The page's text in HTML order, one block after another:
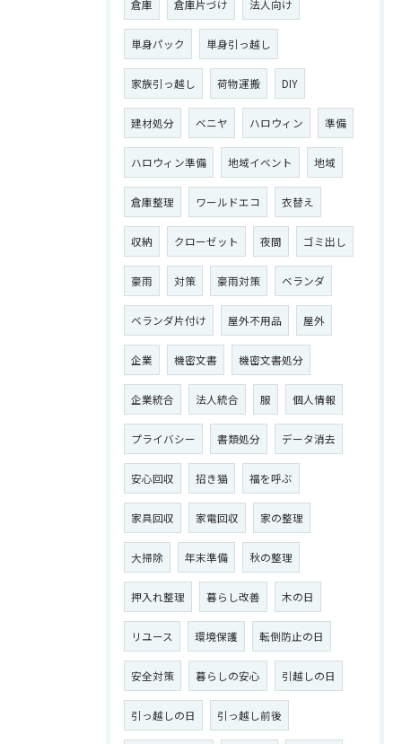
倉庫 倉庫片づけ 法人向け
単身パック 単身引っ越し
家族引っ越し 荷物運搬 DIY
建材処分 ベニヤ ハロウィン 準備
ハロウィン準備 地域イベント 地域
倉庫整理 ワールドエコ 衣替え
収納 クローゼット 夜間 ゴミ出し
豪雨 対策 豪雨対策 ベランダ
ベランダ片付け 屋外不用品 屋外
企業 機密文書 機密文書処分
企業統合 法人統合 服 個人情報
プライバシー 書類処分 データ消去
安心回収 招き猫 福を呼ぶ
家具回収 家電回収 家の整理
大掃除 年末準備 秋の整理
押入れ整理 暮らし改善 木の日
リユース 環境保護 転倒防止の日
安全対策 暮らしの安心 引越しの日
引っ越しの日 引っ越し前後
お問い合わせはこちら